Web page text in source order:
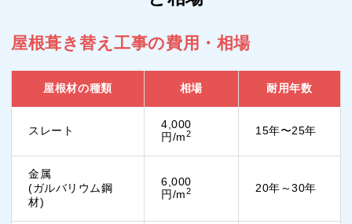
屋根葺き替え工事の費用・相場
屋根材の種類 相場 耐用年数
スレート
4,000
円/m2 15年〜25年
金属
(ガルバリウム鋼
材)
6,000
円/m2 20年～30年